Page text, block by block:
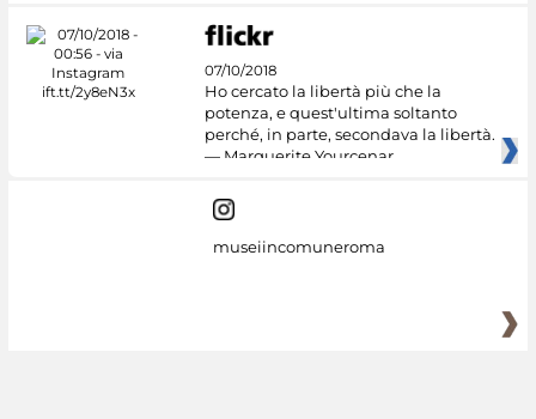
07/10/2018
Ho cercato la libertà più che la
potenza, e quest'ultima soltanto
perché, in parte, secondava la libertà.
— Marguerite Yourcenar
museiincomuneroma